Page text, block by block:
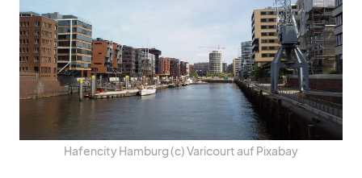
Ha­fen­city Ham­burg (c) Va­ri­court auf Pix­a­bay